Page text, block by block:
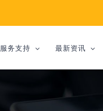
服务支持 最新资讯